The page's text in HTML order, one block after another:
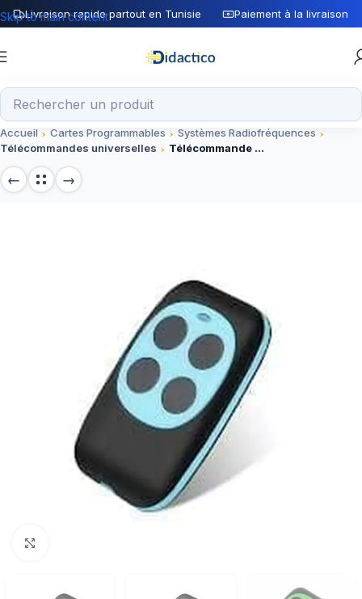
Livraison rapide partout en Tunisie Paiement à la livraison
Skip to main content
Accueil Cartes Programmables
Systèmes Radiofréquences
Télécommandes universelles
Télécommande universelle sans fil 433MHz avec copie